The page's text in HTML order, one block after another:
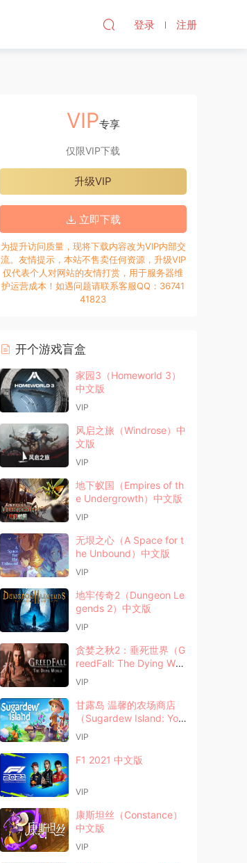
登录 注册
VIP专享
仅限VIP下载
升级VIP
立即下载
为提升访问质量，现将下载内容改为VIP内部交
流。友情提示，本站不售卖任何资源，升级VIP
仅代表个人对网站的友情打赏，用于服务器维
护运营成本！如遇问题请联系客服QQ：36741
41823
开个游戏盲盒
家园3（Homeworld 3）
中文版
VIP
风启之旅（Windrose）中
文版
VIP
地下蚁国（Empires of th
e Undergrowth）中文版
VIP
无垠之心（A Space for t
he Unbound）中文版
VIP
地牢传奇2（Dungeon Le
gends 2）中文版
VIP
贪婪之秋2：垂死世界（G
reedFall: The Dying Worl
d）中文版
VIP
甘露岛 温馨的农场商店
（Sugardew Island: You
r Cozy Farm Shop）中文
VIP
F1 2021 中文版
VIP
康斯坦丝（Constance）
中文版
VIP